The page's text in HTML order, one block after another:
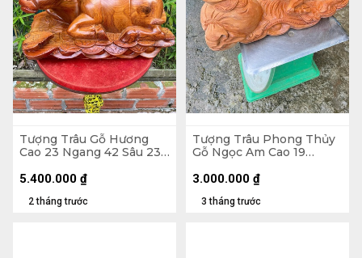
Tượng Trâu Gỗ Hương
Cao 23 Ngang 42 Sâu 23
2 tháng trước
5.400.000 ₫
Tượng Trâu Phong Thủy
Gỗ Ngọc Am Cao 19
3 tháng trước
3.000.000 ₫